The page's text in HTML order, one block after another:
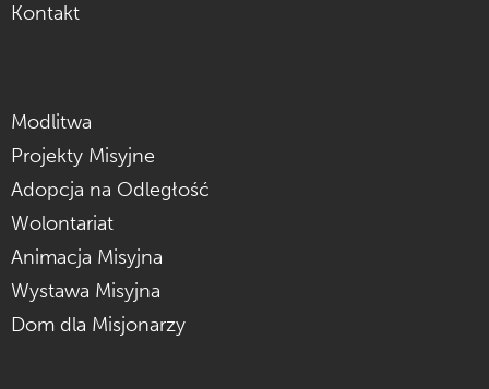
Kontakt
Modlitwa
Projekty Misyjne
Adopcja na Odległość
Wolontariat
Animacja Misyjna
Wystawa Misyjna
Dom dla Misjonarzy